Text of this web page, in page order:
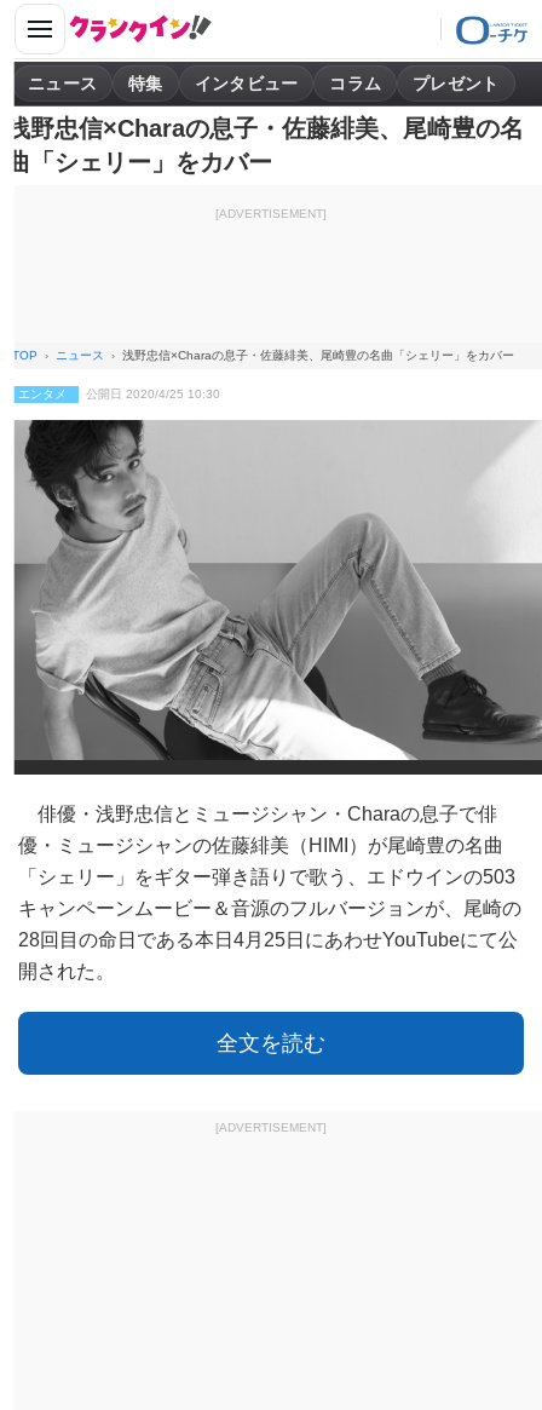
ニュース 特集 インタビュー コラム プレゼント
浅野忠信×Charaの息子・佐藤緋美、尾崎豊の名
曲「シェリー」をカバー
[ADVERTISEMENT]
TOP ニュース 浅野忠信×Charaの息子・佐藤緋美、尾崎豊の名曲「シェリー」をカバー
エンタメ 公開日 2020/4/25 10:30
俳優・浅野忠信とミュージシャン・Charaの息子で俳
優・ミュージシャンの佐藤緋美（HIMI）が尾崎豊の名曲
「シェリー」をギター弾き語りで歌う、エドウインの503
キャンペーンムービー＆音源のフルバージョンが、尾崎の
28回目の命日である本日4月25日にあわせYouTubeにて公
開された。
全文を読む
[ADVERTISEMENT]